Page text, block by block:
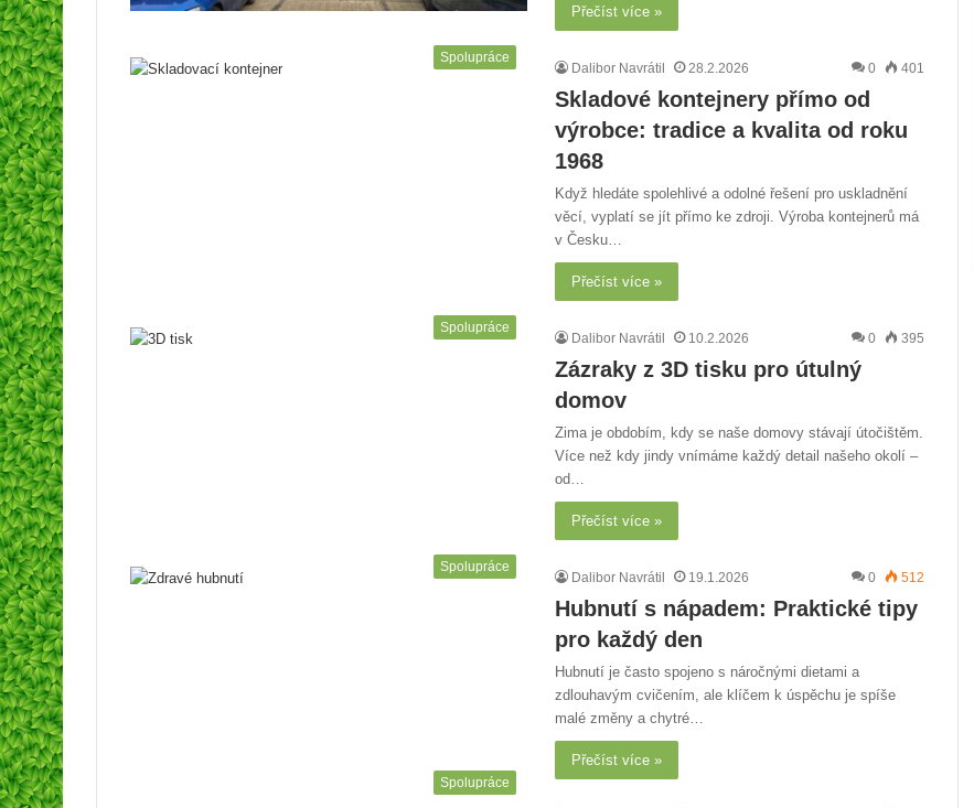
Přečíst více »
Spolupráce
Dalibor Navrátil 28.2.2026 0 401
Skladové kontejnery přímo od
výrobce: tradice a kvalita od roku
1968
Když hledáte spolehlivé a odolné řešení pro uskladnění
věcí, vyplatí se jít přímo ke zdroji. Výroba kontejnerů má
v Česku…
Přečíst více »
Spolupráce
Dalibor Navrátil 10.2.2026 0 395
Zázraky z 3D tisku pro útulný
domov
Zima je obdobím, kdy se naše domovy stávají útočištěm.
Více než kdy jindy vnímáme každý detail našeho okolí –
od…
Přečíst více »
Spolupráce
Dalibor Navrátil 19.1.2026 0 512
Hubnutí s nápadem: Praktické tipy
pro každý den
Hubnutí je často spojeno s náročnými dietami a
zdlouhavým cvičením, ale klíčem k úspěchu je spíše
malé změny a chytré…
Přečíst více »
Spolupráce